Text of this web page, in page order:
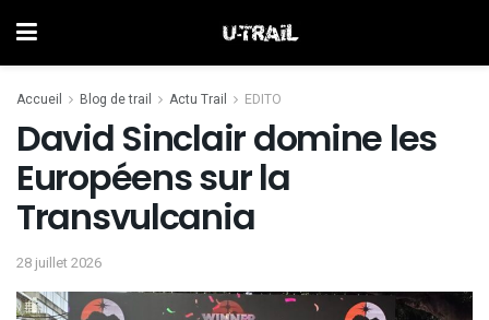
Accueil Blog de trail Actu Trail EDITO
David Sinclair domine les
Européens sur la
Transvulcania
28 juillet 2026